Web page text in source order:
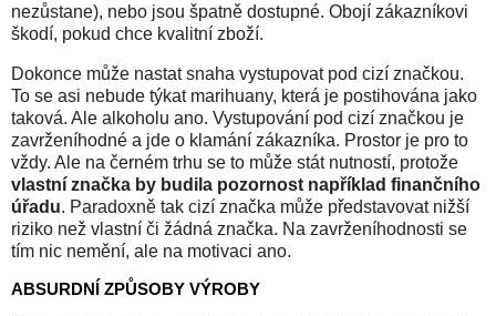
nezůstane), nebo jsou špatně dostupné. Obojí zákazníkovi
škodí, pokud chce kvalitní zboží.
Dokonce může nastat snaha vystupovat pod cizí značkou.
To se asi nebude týkat marihuany, která je postihována jako
taková. Ale alkoholu ano. Vystupování pod cizí značkou je
zavrženíhodné a jde o klamání zákazníka. Prostor je pro to
vždy. Ale na černém trhu se to může stát nutností, protože
vlastní značka by budila pozornost například finančního
úřadu. Paradoxně tak cizí značka může představovat nižší
riziko než vlastní či žádná značka. Na zavrženíhodnosti se
tím nic nemění, ale na motivaci ano.
ABSURDNÍ ZPŮSOBY VÝROBY